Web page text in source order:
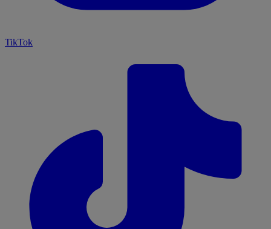
TikTok